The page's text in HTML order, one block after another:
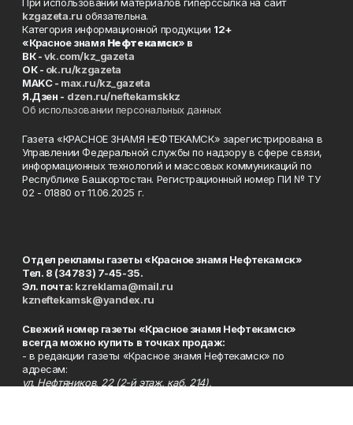
kzgazeta.ru обязательна.
Категория информационной продукции 12+
«Красное знамя Нефтекамск» в
ВК -vk.com/kz_gazeta
ОК - ok.ru/kzgazeta
MAKC - max.ru/kz_gazeta
Я.Дзен - dzen.ru/neftekamskkz
Об использовании персональных данных
Газета «КРАСНОЕ ЗНАМЯ НЕФТЕКАМСК» зарегистрирована в
Управлении Федеральной службы по надзору в сфере связи,
информационных технологий и массовых коммуникаций по
Республике Башкортостан. Регистрационный номер ПИ № ТУ
02 - 01880 от 11.06.2025 г.
Отдел рекламы газеты «Красное знамя Нефтекамск»
Тел. 8 (34783) 7-45-35.
Эл. почта: kzreklama@mail.ru
kzneftekamsk@yandex.ru
Свежий номер газеты «Красное знамя Нефтекамск»
всегда можно купить в точках продаж:
- в редакции газеты «Красное знамя Нефтекамск» по
адресам:
ул. Нефтяников, 22 (2-й этаж, каб. 214),